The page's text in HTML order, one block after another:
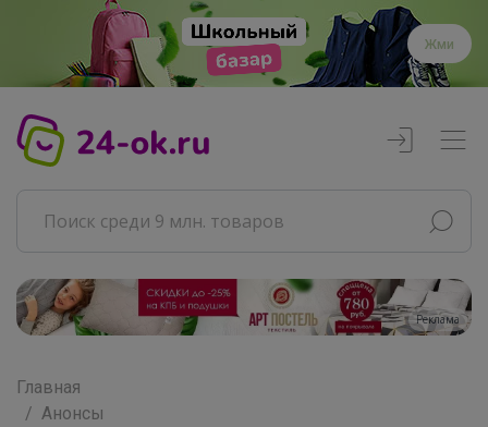
Жми
Реклама
Главная
Анонсы